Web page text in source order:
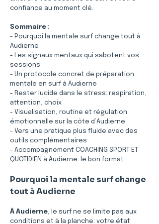
confiance au moment clé.
Sommaire :
- Pourquoi la mentale surf change tout à
Audierne
- Les signaux mentaux qui sabotent vos
sessions
- Un protocole concret de préparation
mentale en surf à Audierne
- Rester lucide dans le stress: respiration,
attention, choix
- Visualisation, routine et régulation
émotionnelle sur la côte d’Audierne
- Vers une pratique plus fluide avec des
outils complémentaires
- Accompagnement COACHING SPORT ET
QUOTIDIEN à Audierne: le bon format
Pourquoi la mentale surf change
tout à Audierne
À Audierne, le surf ne se limite pas aux
conditions et à la planche: votre état